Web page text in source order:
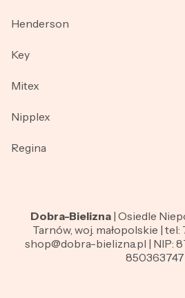
Henderson
Key
Mitex
Nipplex
Regina
Dobra-Bielizna | Osiedle
Tarnów, woj. małopolskie |
shop@dobra-bielizna.pl | NIP:
850363747